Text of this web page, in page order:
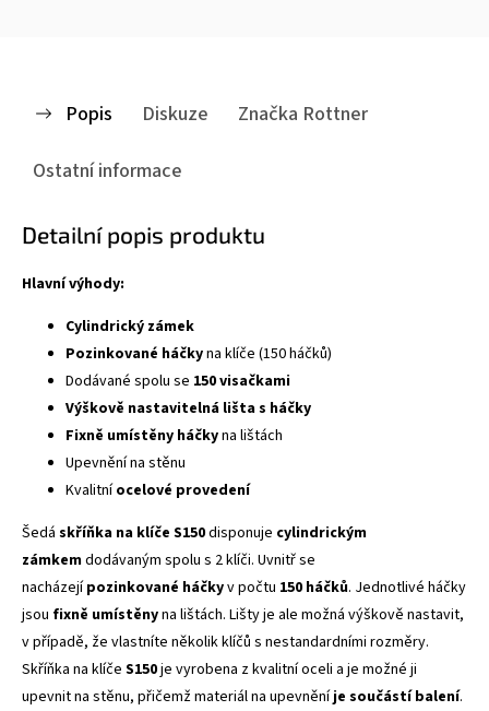
Popis Diskuze Značka Rottner
Ostatní informace
Detailní popis produktu
Hlavní výhody:
Cylindrický zámek
Pozinkované háčkyna klíče (150 háčků)
Dodávané spolu se 150 visačkami
Výškově nastavitelná lišta s háčky
Fixně umístěny háčkyna lištách
Upevnění na stěnu
Kvalitní ocelové provedení
Šedá skříňka na klíče S150disponuje cylindrickým
zámkemdodávaným spolu s 2 klíči. Uvnitř se
nacházejí pozinkované háčkyv počtu 150 háčků. Jednotlivé háčky
jsou fixně umístěnyna lištách. Lišty je ale možná výškově nastavit,
v případě, že vlastníte několik klíčů s nestandardními rozměry.
Skříňka na klíče S150je vyrobena z kvalitní oceli a je možné ji
upevnit na stěnu, přičemž materiál na upevnění je součástí balení.